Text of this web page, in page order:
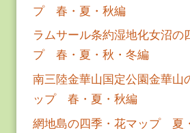
プ 春・夏・秋編
ラムサール条約湿地化女沼の
プ 春・夏・秋・冬編
南三陸金華山国定公園金華山
ップ 春・夏・秋編
網地島の四季・花マップ 夏